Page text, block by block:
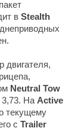
в Stealth
двигателя,
Neutral Tow
3,73. На Active
текущему
с Trailer